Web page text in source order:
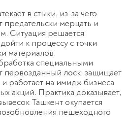
в стыки, из-за чего
мерцать и
Ситуация решается
к процессу с точки
материалов.
специальными
первозданный лоск, защищает
работает на имидж бизнеса
акций. Практика доказывает,
Ташкент окупается
пешеходного